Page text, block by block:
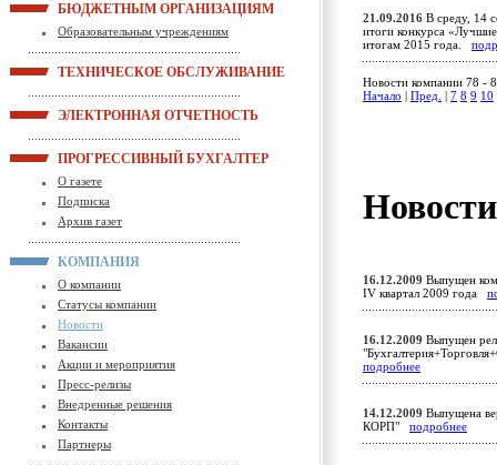
БЮДЖЕТНЫМ ОРГАНИЗАЦИЯМ
Образовательным учреждениям
ТЕХНИЧЕСКОЕ ОБСЛУЖИВАНИЕ
ЭЛЕКТРОННАЯ ОТЧЕТНОСТЬ
ПРОГРЕССИВНЫЙ БУХГАЛТЕР
О газете
Подписка
Архив газет
КОМПАНИЯ
О компании
Статусы компании
Новости
Вакансии
Акции и мероприятия
Пресс-релизы
Внедренные решения
Контакты
Партнеры
21.09.2016 В среду, 14
итоги конкурса
итогам 2015 года.
Новости компании 78 -
Начало
Пред. 7 8 9 10
16.12.2009 Выпущен
IV квартал 2009 года
16.12.2009 Выпущен
подробнее
14.12.2009 Выпущена
КОРП" подробнее